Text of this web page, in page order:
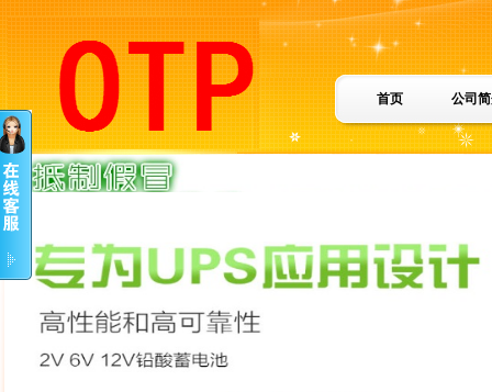
首页 公司